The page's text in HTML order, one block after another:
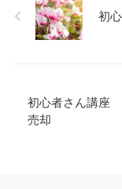
初
初心者さん講座
売却